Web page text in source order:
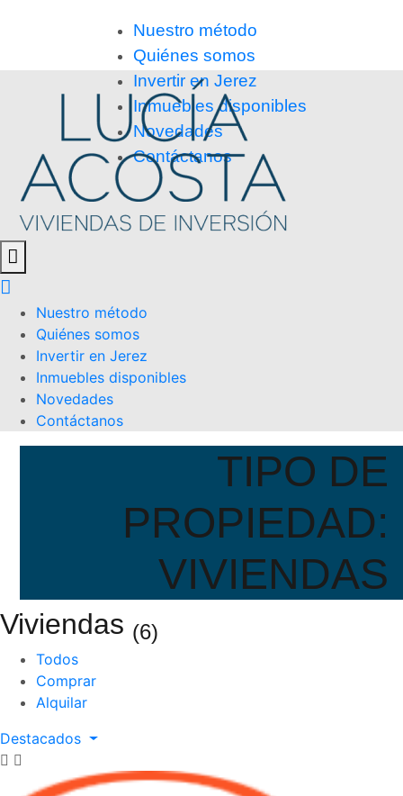
Nuestro método
Quiénes somos
Invertir en Jerez
Inmuebles disponibles
Novedades
Contáctanos
Nuestro método
Quiénes somos
Invertir en Jerez
Inmuebles disponibles
Novedades
Contáctanos
TIPO DE
PROPIEDAD:
VIVIENDAS
Viviendas (6)
Todos
Comprar
Alquilar
Destacados